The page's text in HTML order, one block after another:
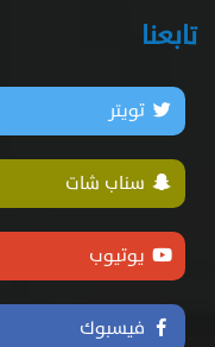
تابعنا
تويتر
سناب شات
يوتيوب
فيسبوك